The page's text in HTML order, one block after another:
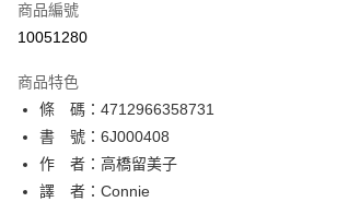
超商取貨付款
相關說明
【關於「AFTEE先享後付」】
AFTEE先享後付是「在收到商品之後才付款」的支付
便利好安心！
１．簡單：不需註冊會員、不需綁卡、不需儲值。
２．便利：只要手機號碼，簡訊認證，即可結帳。
ATM付款
運送方式
商品編號
10051280
商品特色
條 碼：4712966358731
書 號：6J000408
作 者：高橋留美子
譯 者：Connie